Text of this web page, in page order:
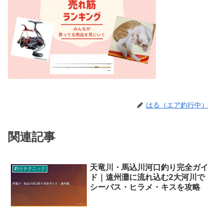
はる（エア釣行中）
関連記事
釣りテクニック
天竜川・馬込川河口釣り完全ガイ
ド｜遠州灘に流れ込む2大河川で
シーバス・ヒラメ・キスを攻略